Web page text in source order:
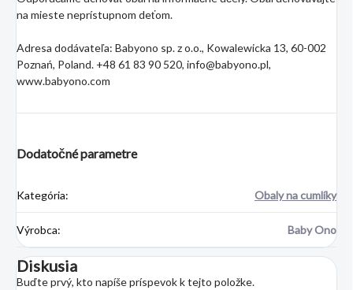
na mieste neprístupnom deťom.
Adresa dodávateľa: Babyono sp. z o.o., Kowalewicka 13, 60-002
Poznań, Poland. +48 61 83 90 520, info@babyono.pl,
www.babyono.com
Dodatočné parametre
Kategória: Obaly na cumlíky
Výrobca: Baby Ono
Diskusia
Buďte prvý, kto napíše príspevok k tejto položke.